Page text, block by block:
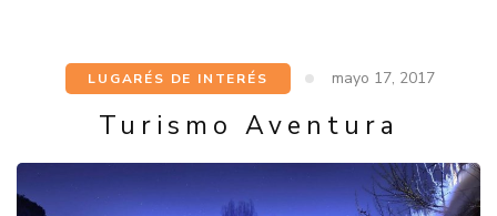
LUGARÉS DE INTERÉS mayo 17, 2017
Turismo Aventura